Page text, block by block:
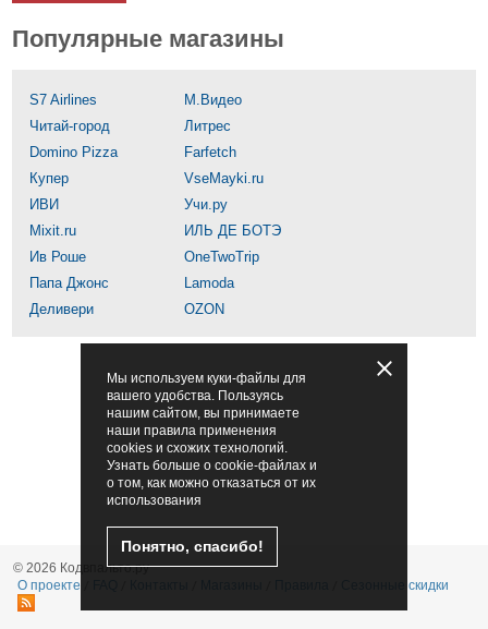
Популярные магазины
S7 Airlines
М.Видео
Читай-город
Литрес
Domino Pizza
Farfetch
Купер
VseMayki.ru
ИВИ
Учи.ру
Mixit.ru
ИЛЬ ДЕ БОТЭ
Ив Роше
OneTwoTrip
Папа Джонс
Lamoda
Деливери
OZON
© 2026 Кодвпальто.ру
О проекте
Сезонные скидки
Мы используем куки-файлы для
вашего удобства. Пользуясь
нашим сайтом, вы принимаете
наши правила применения
cookies и схожих технологий.
Узнать больше о cookie-файлах и
о том, как можно отказаться от их
использования
Понятно, спасибо!